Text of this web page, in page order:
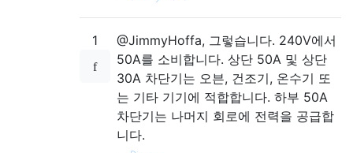
1
@JimmyHoffa, 그렇습니다. 240V에서
50A를 소비합니다. 상단 50A 및 상단
30A 차단기는 오븐, 건조기, 온수기 또
는 기타 기기에 적합합니다. 하부 50A
차단기는 나머지 회로에 전력을 공급합
니다.